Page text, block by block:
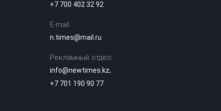
туман: где еще в
22:05
Часть проспекта
Кабанбай батыра
перекроют в
Астане на два дня
+7 700 402 32 92
E-mail:
n.times@mail.ru
Рекламный отдел:
info@newtimes.kz,
+7 701 190 90 77